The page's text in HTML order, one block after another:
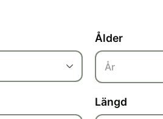
Ålder
År
Längd